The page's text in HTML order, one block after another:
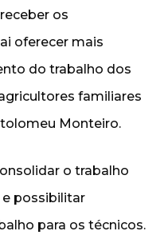
os
oferecer mais
do trabalho dos
familiares
Monteiro.
o trabalho
e possibilitar
para os técnicos.